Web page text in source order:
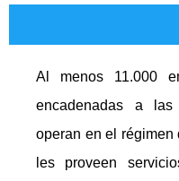
Al menos 11.000
encadenadas a
operan en el régimen
les proveen